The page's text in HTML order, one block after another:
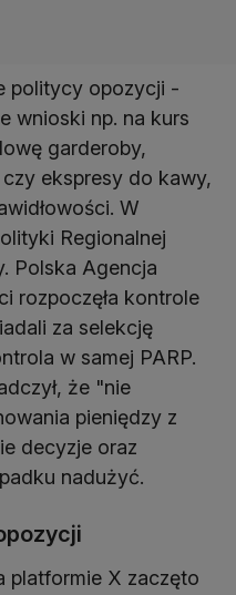
politycy opozycji -
wnioski np. na kurs
garderoby,
ekspresy do kawy,
W
Regionalnej
Polska Agencja
rozpoczęła kontrole
za selekcję
w samej PARP.
że "nie
pieniędzy z
decyzje oraz
nadużyć.
platformie X zaczęto